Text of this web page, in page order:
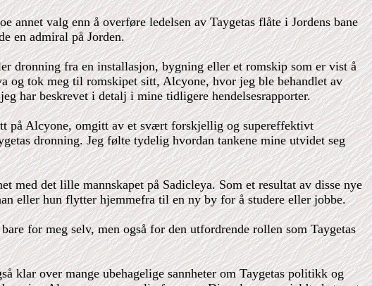
valg enn å overføre ledelsen av Taygetas flåte i Jordens bane
en admiral på Jorden.
dronning fra en installasjon, bygning eller et romskip som er vist å
og tok meg til romskipet sitt, Alcyone, hvor jeg ble behandlet av
har beskrevet i detalj i mine tidligere hendelsesrapporter.
på Alcyone, omgitt av et svært forskjellig og supereffektivt
dronning. Jeg følte tydelig hvordan tankene mine utvidet seg
med det lille mannskapet på Sadicleya. Som et resultat av disse nye
eller hun flytter hjemmefra til en ny by for å studere eller jobbe.
for meg selv, men også for den utfordrende rollen som Taygetas
klar over mange ubehagelige sannheter om Taygetas politikk og